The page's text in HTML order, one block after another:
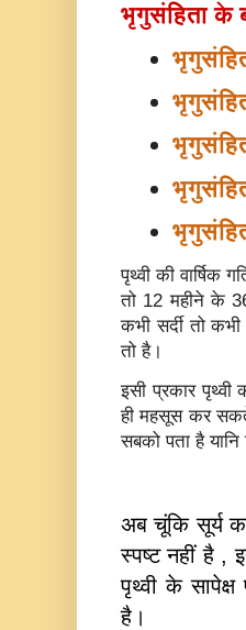
भृगुसंहिता के
पृथ्‍वी की वार्षिक
तो 12 महीने के
कभी सर्दी तो
तो है।
इसी प्रकार
ही महसूस कर
सबको पता है
अब चूंकि सूर्य
स्‍पष्‍ट नहीं है ,
पृथ्‍वी के
है।